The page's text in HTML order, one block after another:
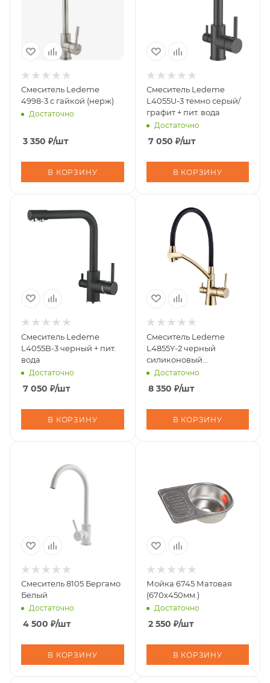
Смеситель Ledeme
4998-3 с гайкой (нерж)
Достаточно
3 350 ₽/шт
В КОРЗИНУ
Смеситель Ledeme
L4055U-3 темно серый/
графит + пит. вода
Достаточно
7 050 ₽/шт
В КОРЗИНУ
Смеситель Ledeme
L4055B-3 черный + пит.
вода
Достаточно
7 050 ₽/шт
В КОРЗИНУ
Смеситель Ledeme
L4855Y-2 черный
силиконовый
излив,корпус золото +
пит. вода
Достаточно
8 350 ₽/шт
В КОРЗИНУ
Смеситель 8105 Бергамо
Белый
Достаточно
4 500 ₽/шт
В КОРЗИНУ
Мойка 6745 Матовая
(670х450мм.)
Достаточно
2 550 ₽/шт
В КОРЗИНУ